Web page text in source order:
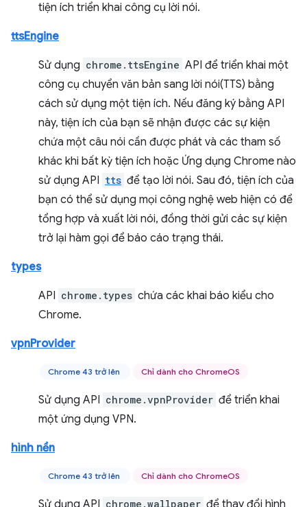
tiện ích triển khai công cụ lời nói.
ttsEngine
Sử dụng chrome.ttsEngine API để triển khai một
công cụ chuyển văn bản sang lời nói(TTS) bằng
cách sử dụng một tiện ích. Nếu đăng ký bằng API
này, tiện ích của bạn sẽ nhận được các sự kiện
chứa một câu nói cần được phát và các tham số
khác khi bất kỳ tiện ích hoặc Ứng dụng Chrome nào
sử dụng API tts để tạo lời nói. Sau đó, tiện ích của
bạn có thể sử dụng mọi công nghệ web hiện có để
tổng hợp và xuất lời nói, đồng thời gửi các sự kiện
trở lại hàm gọi để báo cáo trạng thái.
types
API chrome.types chứa các khai báo kiểu cho
Chrome.
vpnProvider
Chrome 43 trở lên Chỉ dành cho ChromeOS
Sử dụng API chrome.vpnProvider để triển khai
một ứng dụng VPN.
hình nền
Chrome 43 trở lên Chỉ dành cho ChromeOS
Sử dụng API chrome.wallpaper để thay đổi hình